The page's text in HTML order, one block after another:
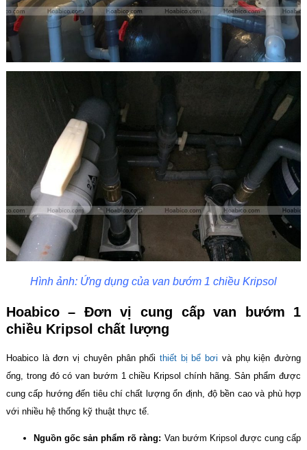
Hình ảnh: Ứng dụng của van bướm 1 chiều Kripsol
Hoabico – Đơn vị cung cấp van bướm 1
chiều Kripsol chất lượng
Hoabico là đơn vị chuyên phân phối thiết bị bể bơi và phụ kiện đường
ống, trong đó có van bướm 1 chiều Kripsol chính hãng. Sản phẩm được
cung cấp hướng đến tiêu chí chất lượng ổn định, độ bền cao và phù hợp
với nhiều hệ thống kỹ thuật thực tế.
Nguồn gốc sản phẩm rõ ràng: Van bướm Kripsol được cung cấp